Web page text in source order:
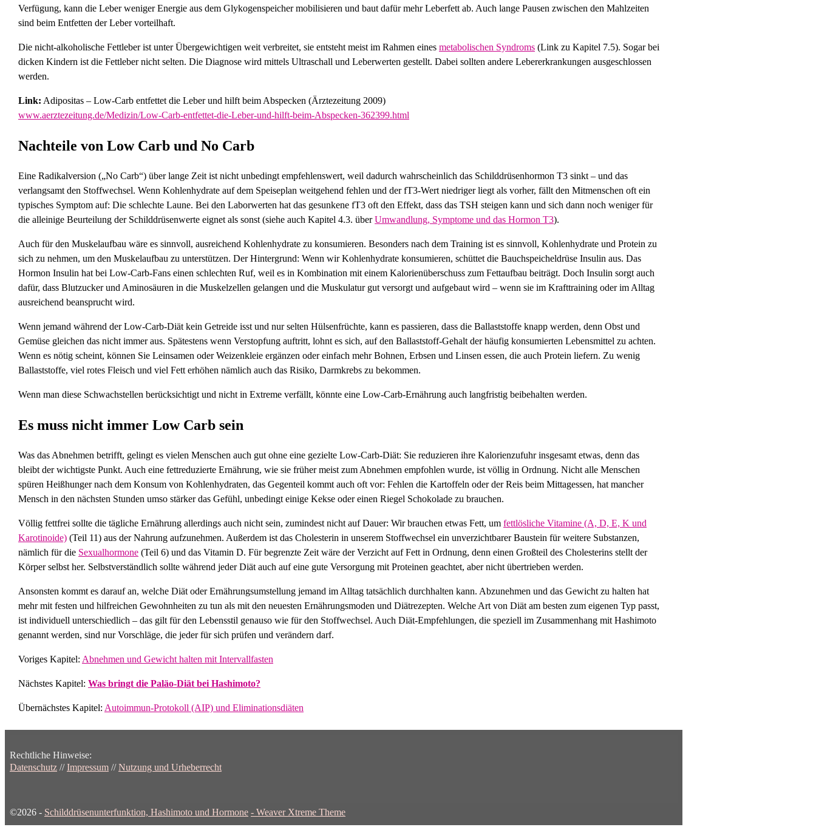
Verfügung, kann die Leber weniger Energie aus dem Glykogenspeicher mobilisieren und baut dafür mehr Leberfett ab. Auch lange Pausen zwischen den Mahlzeiten
sind beim Entfetten der Leber vorteilhaft.
Die nicht-alkoholische Fettleber ist unter Übergewichtigen weit verbreitet, sie entsteht meist im Rahmen eines metabolischen Syndroms (Link zu Kapitel 7.5). Sogar bei
dicken Kindern ist die Fettleber nicht selten. Die Diagnose wird mittels Ultraschall und Leberwerten gestellt. Dabei sollten andere Lebererkrankungen ausgeschlossen
werden.
Link: Adipositas – Low-Carb entfettet die Leber und hilft beim Abspecken (Ärztezeitung 2009)
www.aerztezeitung.de/Medizin/Low-Carb-entfettet-die-Leber-und-hilft-beim-Abspecken-362399.html
Nachteile von Low Carb und No Carb
Eine Radikalversion („No Carb“) über lange Zeit ist nicht unbedingt empfehlenswert, weil dadurch wahrscheinlich das Schilddrüsenhormon T3 sinkt – und das
verlangsamt den Stoffwechsel. Wenn Kohlenhydrate auf dem Speiseplan weitgehend fehlen und der fT3-Wert niedriger liegt als vorher, fällt den Mitmenschen oft ein
typisches Symptom auf: Die schlechte Laune. Bei den Laborwerten hat das gesunkene fT3 oft den Effekt, dass das TSH steigen kann und sich dann noch weniger für
die alleinige Beurteilung der Schilddrüsenwerte eignet als sonst (siehe auch Kapitel 4.3. überUmwandlung, Symptome und das Hormon T3).
Auch für den Muskelaufbau wäre es sinnvoll, ausreichend Kohlenhydrate zu konsumieren. Besonders nach dem Training ist es sinnvoll, Kohlenhydrate und Protein zu
sich zu nehmen, um den Muskelaufbau zu unterstützen. Der Hintergrund: Wenn wir Kohlenhydrate konsumieren, schüttet die Bauchspeicheldrüse Insulin aus. Das
Hormon Insulin hat bei Low-Carb-Fans einen schlechten Ruf, weil es in Kombination mit einem Kalorienüberschuss zum Fettaufbau beiträgt. Doch Insulin sorgt auch
dafür, dass Blutzucker und Aminosäuren in die Muskelzellen gelangen und die Muskulatur gut versorgt und aufgebaut wird – wenn sie im Krafttraining oder im Alltag
ausreichend beansprucht wird.
Wenn jemand während der Low-Carb-Diät kein Getreide isst und nur selten Hülsenfrüchte, kann es passieren, dass die Ballaststoffe knapp werden, denn Obst und
Gemüse gleichen das nicht immer aus. Spätestens wenn Verstopfung auftritt, lohnt es sich, auf den Ballaststoff-Gehalt der häufig konsumierten Lebensmittel zu achten.
Wenn es nötig scheint, können Sie Leinsamen oder Weizenkleie ergänzen oder einfach mehr Bohnen, Erbsen und Linsen essen, die auch Protein liefern. Zu wenig
Ballaststoffe, viel rotes Fleisch und viel Fett erhöhen nämlich auch das Risiko, Darmkrebs zu bekommen.
Wenn man diese Schwachstellen berücksichtigt und nicht in Extreme verfällt, könnte eine Low-Carb-Ernährung auch langfristig beibehalten werden.
Es muss nicht immer Low Carb sein
Was das Abnehmen betrifft, gelingt es vielen Menschen auch gut ohne eine gezielte Low-Carb-Diät: Sie reduzieren ihre Kalorienzufuhr insgesamt etwas, denn das
bleibt der wichtigste Punkt. Auch eine fettreduzierte Ernährung, wie sie früher meist zum Abnehmen empfohlen wurde, ist völlig in Ordnung. Nicht alle Menschen
spüren Heißhunger nach dem Konsum von Kohlenhydraten, das Gegenteil kommt auch oft vor: Fehlen die Kartoffeln oder der Reis beim Mittagessen, hat mancher
Mensch in den nächsten Stunden umso stärker das Gefühl, unbedingt einige Kekse oder einen Riegel Schokolade zu brauchen.
Völlig fettfrei sollte die tägliche Ernährung allerdings auch nicht sein, zumindest nicht auf Dauer: Wir brauchen etwas Fett, um fettlösliche Vitamine (A, D, E, K und
Karotinoide) (Teil 11) aus der Nahrung aufzunehmen. Außerdem ist das Cholesterin in unserem Stoffwechsel ein unverzichtbarer Baustein für weitere Substanzen,
nämlich für die Sexualhormone (Teil 6) und das Vitamin D. Für begrenzte Zeit wäre der Verzicht auf Fett in Ordnung, denn einen Großteil des Cholesterins stellt der
Körper selbst her. Selbstverständlich sollte während jeder Diät auch auf eine gute Versorgung mit Proteinen geachtet, aber nicht übertrieben werden.
Ansonsten kommt es darauf an, welche Diät oder Ernährungsumstellung jemand im Alltag tatsächlich durchhalten kann. Abzunehmen und das Gewicht zu halten hat
mehr mit festen und hilfreichen Gewohnheiten zu tun als mit den neuesten Ernährungsmoden und Diätrezepten. Welche Art von Diät am besten zum eigenen Typ passt,
ist individuell unterschiedlich – das gilt für den Lebensstil genauso wie für den Stoffwechsel. Auch Diät-Empfehlungen, die speziell im Zusammenhang mit Hashimoto
genannt werden, sind nur Vorschläge, die jeder für sich prüfen und verändern darf.
Voriges Kapitel: Abnehmen und Gewicht halten mit Intervallfasten
Nächstes Kapitel: Was bringt die Paläo-Diät bei Hashimoto?
Übernächstes Kapitel: Autoimmun-Protokoll (AIP) und Eliminationsdiäten
Rechtliche Hinweise:
Datenschutz //Impressum //Nutzung und Urheberrecht
©2026 - Schilddrüsenunterfunktion, Hashimoto und Hormone - Weaver Xtreme Theme